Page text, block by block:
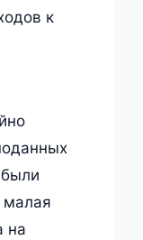
к
малая
на